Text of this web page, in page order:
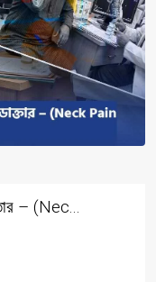
– (Nec...